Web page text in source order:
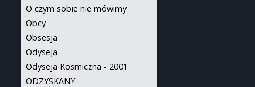
O czym sobie nie mówimy
Obcy
Obsesja
Odyseja
Odyseja Kosmiczna - 2001
ODZYSKANY